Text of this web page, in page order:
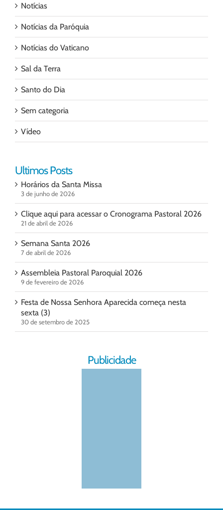
Notícias
Notícias da Paróquia
Notícias do Vaticano
Sal da Terra
Santo do Dia
Sem categoria
Vídeo
Ultimos Posts
Horários da Santa Missa
3 de junho de 2026
Clique aqui para acessar o Cronograma Pastoral 2026
21 de abril de 2026
Semana Santa 2026
7 de abril de 2026
Assembleia Pastoral Paroquial 2026
9 de fevereiro de 2026
Festa de Nossa Senhora Aparecida começa nesta
sexta (3)
30 de setembro de 2025
Publicidade